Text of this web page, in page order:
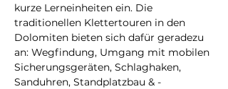
kurze Lerneinheiten ein. Die
traditionellen Klettertouren in den
Dolomiten bieten sich dafür geradezu
an: Wegfindung, Umgang mit mobilen
Sicherungsgeräten, Schlaghaken,
Sanduhren, Standplatzbau & -